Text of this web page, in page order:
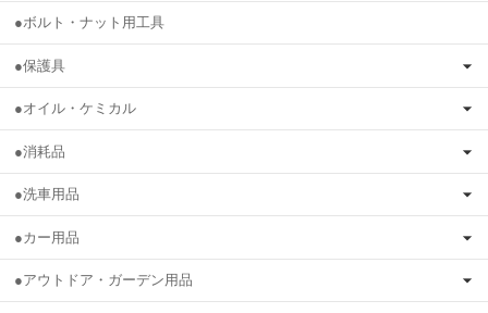
●ボルト・ナット用工具
●保護具
●オイル・ケミカル
●消耗品
●洗車用品
●カー用品
●アウトドア・ガーデン用品